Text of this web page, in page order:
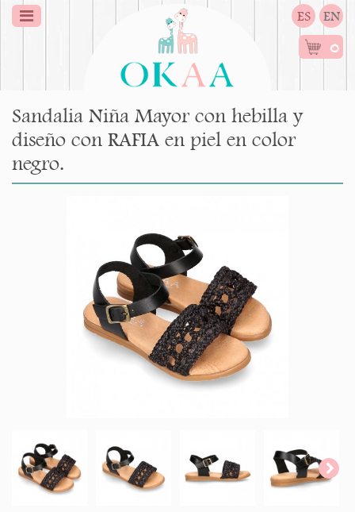
ES EN
0
Sandalia Niña Mayor con hebilla y
diseño con RAFIA en piel en color
negro.